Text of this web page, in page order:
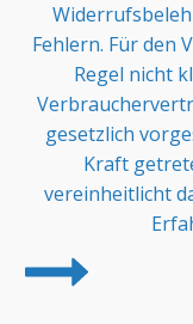
Fehlern. Für den
Regel nicht
gesetzlich
Kraft
vereinheitlicht